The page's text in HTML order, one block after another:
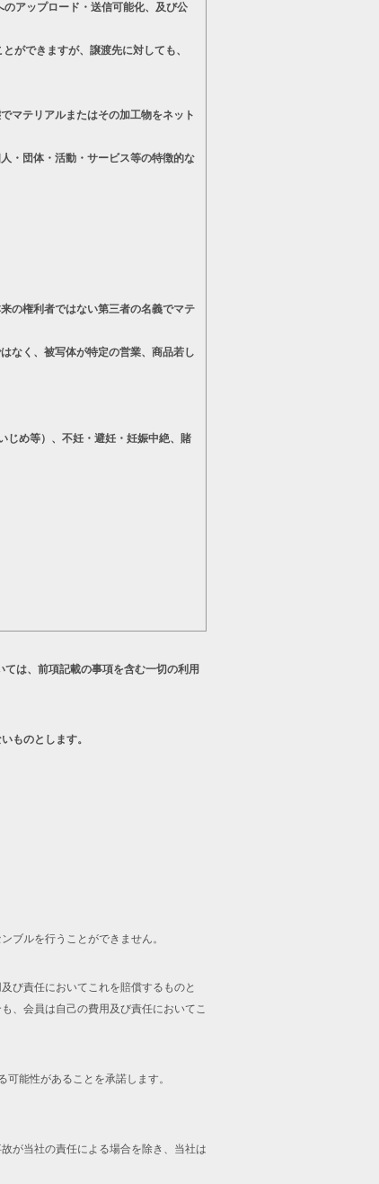
アップロード・送信可能化、及び公
できますが、譲渡先に対しても、
マテリアルまたはその加工物をネット
・団体・活動・サービス等の特徴的な
の権利者ではない第三者の名義でマテ
なく、被写体が特定の営業、商品若し
じめ等）、不妊・避妊・妊娠中絶、賭
は、前項記載の事項を含む一切の利用
ものとします。
ブルを行うことができません。
び責任においてこれを賠償するものと
、会員は自己の費用及び責任においてこ
能性があることを承諾します。
が当社の責任による場合を除き、当社は